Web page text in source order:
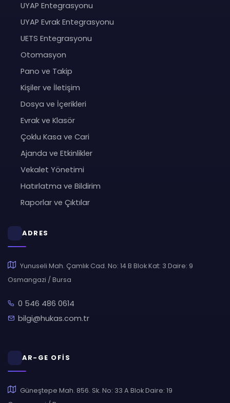
UYAP Entegrasyonu
UYAP Evrak Entegrasyonu
UETS Entegrasyonu
Otomasyon
Pano ve Takip
Kişiler ve İletişim
Dosya ve İçerikleri
Evrak ve Klasör
Çoklu Kasa ve Cari
Ajanda ve Etkinlikler
Vekalet Yönetimi
Hatırlatma ve Bildirim
Raporlar ve Çıktılar
ADRES
Yunuseli Mah. Çamlık Cad. No: 14 B Blok Kat: 3 Daire: 9
Osmangazi / Bursa
0 546 486 0614
bilgi@hukas.com.tr
AR-GE OFİS
Güneştepe Mah. 856. Sk. No: 33 A Blok Daire: 19